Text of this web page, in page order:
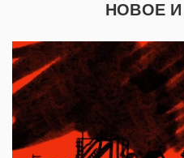
НОВОЕ